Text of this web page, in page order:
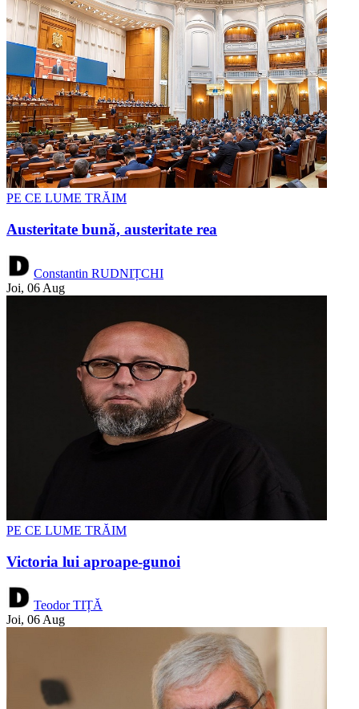
PE CE LUME TRĂIM
Austeritate bună, austeritate rea
Constantin RUDNIȚCHI
Joi, 06 Aug
PE CE LUME TRĂIM
Victoria lui aproape-gunoi
Teodor TIȚĂ
Joi, 06 Aug